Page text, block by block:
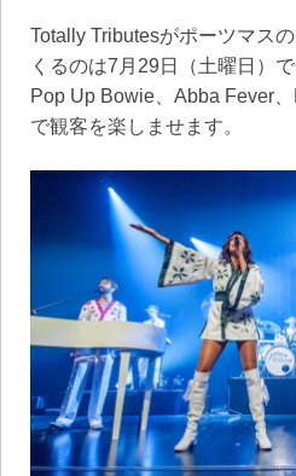
Totally Tributesがポーツマス
くるのは7月29日（土曜日）
Pop Up Bowie、Abba Fever
で観客を楽しませます。